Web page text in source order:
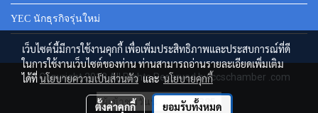
YEC นักธุรกิจรุ่นใหม่
© Copyright 2018 All Rights Reserved by ccschamber .com
ผู้เข้าชมวันนี้ 385
เว็บไซต์นี้มีการใช้งานคุกกี้ เพื่อเพิ่มประสิทธิภาพและประสบการณ์ที่ดี
ในการใช้งานเว็บไซต์ของท่าน ท่านสามารถอ่านรายละเอียดเพิ่มเติม
ได้ที่นโยบายความเป็นส่วนตัวและนโยบายคุกกี้
ตั้งค่าคุกกี้ ยอมรับทั้งหมด